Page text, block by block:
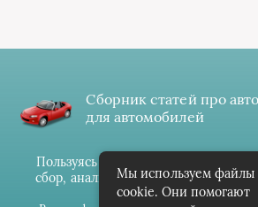
Сборник статей про
для автомобилей
Пользуясь данным ресурсом вы
сбор, анализ и хранение своих
согласноПравилам
Мы используем файлы
cookie. Они помогают